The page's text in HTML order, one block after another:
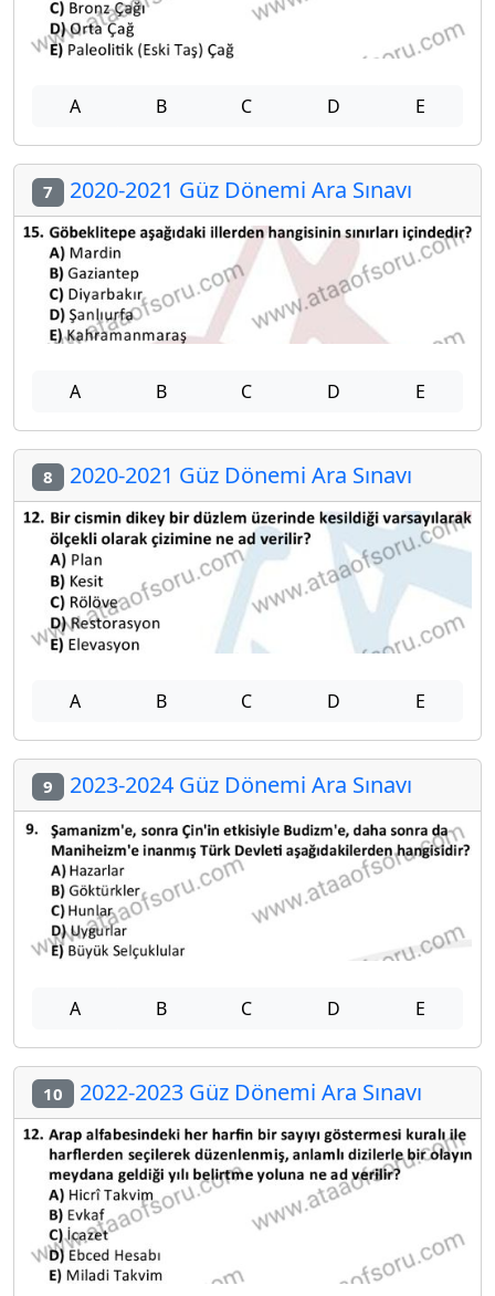
A B C D E
7 2020-2021 Güz Dönemi Ara Sınavı
A B C D E
8 2020-2021 Güz Dönemi Ara Sınavı
A B C D E
9 2023-2024 Güz Dönemi Ara Sınavı
A B C D E
10 2022-2023 Güz Dönemi Ara Sınavı